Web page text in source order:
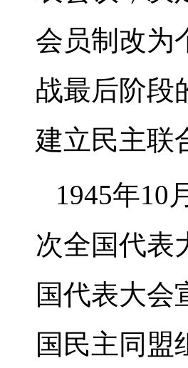
会员制改为
战最后阶段
建立民主联
1945年10
次全国代表
国代表大会
国民主同盟